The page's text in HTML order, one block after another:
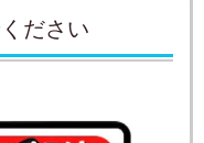
ださい